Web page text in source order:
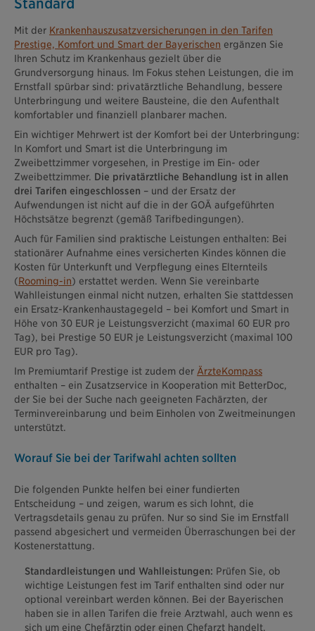
Mit der Krankenhauszusatzversicherungen in den Tarifen
Prestige, Komfort und Smart der Bayerischen ergänzen Sie
Ihren Schutz im Krankenhaus gezielt über die
Grundversorgung hinaus. Im Fokus stehen Leistungen, die im
Ernstfall spürbar sind: privatärztliche Behandlung, bessere
Unterbringung und weitere Bausteine, die den Aufenthalt
komfortabler und finanziell planbarer machen.
Ein wichtiger Mehrwert ist der Komfort bei der Unterbringung:
In Komfort und Smart ist die Unterbringung im
Zweibettzimmer vorgesehen, in Prestige im Ein- oder
Zweibettzimmer. Die privatärztliche Behandlung ist in allen
drei Tarifen eingeschlossen – und der Ersatz der
Aufwendungen ist nicht auf die in der GOÄ aufgeführten
Höchstsätze begrenzt (gemäß Tarifbedingungen).
Auch für Familien sind praktische Leistungen enthalten: Bei
stationärer Aufnahme eines versicherten Kindes können die
Kosten für Unterkunft und Verpflegung eines Elternteils
(Rooming-in) erstattet werden. Wenn Sie vereinbarte
Wahlleistungen einmal nicht nutzen, erhalten Sie stattdessen
ein Ersatz-Krankenhaustagegeld – bei Komfort und Smart in
Höhe von 30 EUR je Leistungsverzicht (maximal 60 EUR pro
Tag), bei Prestige 50 EUR je Leistungsverzicht (maximal 100
EUR pro Tag).
Im Premiumtarif Prestige ist zudem der ÄrzteKompass
enthalten – ein Zusatzservice in Kooperation mit BetterDoc,
der Sie bei der Suche nach geeigneten Fachärzten, der
Terminvereinbarung und beim Einholen von Zweitmeinungen
unterstützt.
Worauf Sie bei der Tarifwahl achten sollten
Die folgenden Punkte helfen bei einer fundierten
Entscheidung – und zeigen, warum es sich lohnt, die
Vertragsdetails genau zu prüfen. Nur so sind Sie im Ernstfall
passend abgesichert und vermeiden Überraschungen bei der
Kostenerstattung.
Standardleistungen und Wahlleistungen: Prüfen Sie, ob
wichtige Leistungen fest im Tarif enthalten sind oder nur
optional vereinbart werden können. Bei der Bayerischen
haben sie in allen Tarifen die freie Arztwahl, auch wenn es
sich um eine Chefärztin oder einen Chefarzt handelt.